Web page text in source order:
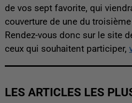
de vos sept favorite, qui
couverture de une du
Rendez-vous donc sur le site
ceux qui souhaitent participer,
LES ARTICLES LES